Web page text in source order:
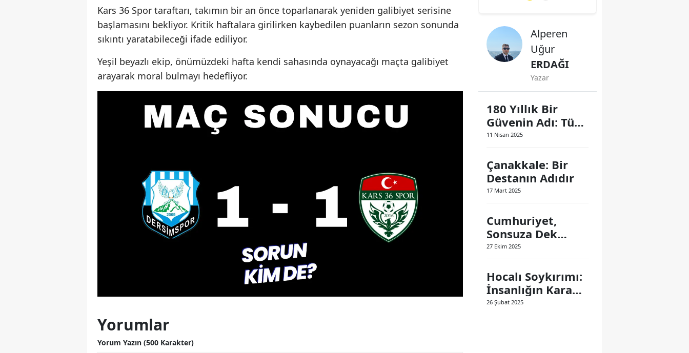
Muş
Niğde
Sakarya
Sinop
Sivas
Tekirdağ
Tokat
Kars 36 Spor taraftarı, takımın bir an önce toparlanarak yeniden galibiyet serisine
başlamasını bekliyor. Kritik haftalara girilirken kaybedilen puanların sezon sonunda
sıkıntı yaratabileceği ifade ediliyor.
Yeşil beyazlı ekip, önümüzdeki hafta kendi sahasında oynayacağı maçta galibiyet
arayarak moral bulmayı hedefliyor.
Yorumlar
Yorum Yazın (500 Karakter)
Alperen
Uğur
ERDAĞI
Yazar
180 Yıllık Bir
Güvenin Adı: Türk
Polis Teşkilatı
11 Nisan 2025
Çanakkale: Bir
Destanın Adıdır
17 Mart 2025
Cumhuriyet,
Sonsuza Dek
Yaşayacak
27 Ekim 2025
Hocalı Soykırımı:
İnsanlığın Kara
Lekesi
26 Şubat 2025